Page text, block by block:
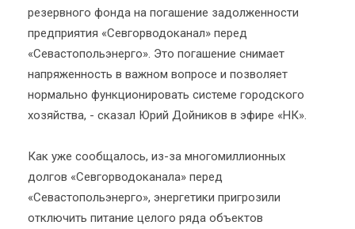
резервного фонда на погашение задолженности
предприятия «Севгорводоканал» перед
«Севастопольэнерго». Это погашение снимает
напряженность в важном вопросе и позволяет
нормально функционировать системе городского
хозяйства, - сказал Юрий Дойников в эфире «НК».
Как уже сообщалось, из-за многомиллионных
долгов «Севгорводоканала» перед
«Севастопольэнерго», энергетики пригрозили
отключить питание целого ряда объектов